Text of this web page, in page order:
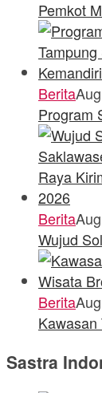
Pemkot
Berita
Program
Berita
Wujud
Berita
Sastra